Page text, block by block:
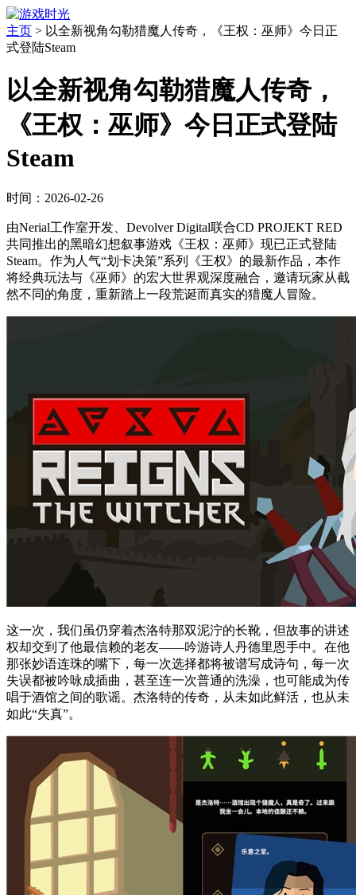
主页 > 以全新视角勾勒猎魔人传奇，《王权：巫师》今日正
式登陆Steam
以全新视角勾勒猎魔人传奇，
《王权：巫师》今日正式登陆
Steam
时间：2026-02-26
由Nerial工作室开发、Devolver Digital联合CD PROJEKT RED
共同推出的黑暗幻想叙事游戏《王权：巫师》现已正式登陆
Steam。作为人气“划卡决策”系列《王权》的最新作品，本作
将经典玩法与《巫师》的宏大世界观深度融合，邀请玩家从截
然不同的角度，重新踏上一段荒诞而真实的猎魔人冒险。
这一次，我们虽仍穿着杰洛特那双泥泞的长靴，但故事的讲述
权却交到了他最信赖的老友——吟游诗人丹德里恩手中。在他
那张妙语连珠的嘴下，每一次选择都将被谱写成诗句，每一次
失误都被吟咏成插曲，甚至连一次普通的洗澡，也可能成为传
唱于酒馆之间的歌谣。杰洛特的传奇，从未如此鲜活，也从未
如此“失真”。